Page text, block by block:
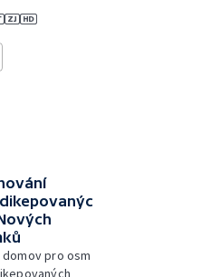
domov pro osm